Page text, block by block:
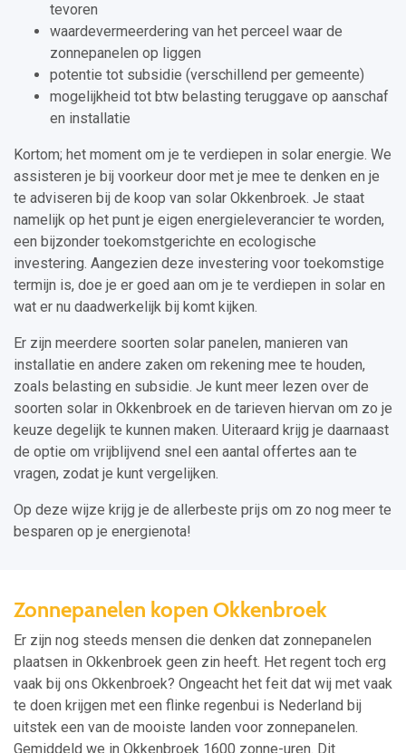
tevoren
waardevermeerdering van het perceel waar de
zonnepanelen op liggen
potentie tot subsidie (verschillend per gemeente)
mogelijkheid tot btw belasting teruggave op aanschaf
en installatie
Kortom; het moment om je te verdiepen in solar energie. We
assisteren je bij voorkeur door met je mee te denken en je
te adviseren bij de koop van solar Okkenbroek. Je staat
namelijk op het punt je eigen energieleverancier te worden,
een bijzonder toekomstgerichte en ecologische
investering. Aangezien deze investering voor toekomstige
termijn is, doe je er goed aan om je te verdiepen in solar en
wat er nu daadwerkelijk bij komt kijken.
Er zijn meerdere soorten solar panelen, manieren van
installatie en andere zaken om rekening mee te houden,
zoals belasting en subsidie. Je kunt meer lezen over de
soorten solar in Okkenbroek en de tarieven hiervan om zo je
keuze degelijk te kunnen maken. Uiteraard krijg je daarnaast
de optie om vrijblijvend snel een aantal offertes aan te
vragen, zodat je kunt vergelijken.
Op deze wijze krijg je de allerbeste prijs om zo nog meer te
besparen op je energienota!
Zonnepanelen kopen Okkenbroek
Er zijn nog steeds mensen die denken dat zonnepanelen
plaatsen in Okkenbroek geen zin heeft. Het regent toch erg
vaak bij ons Okkenbroek? Ongeacht het feit dat wij met vaak
te doen krijgen met een flinke regenbui is Nederland bij
uitstek een van de mooiste landen voor zonnepanelen.
Gemiddeld we in Okkenbroek 1600 zonne-uren. Dit